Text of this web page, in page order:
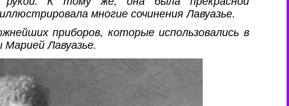
многие сочинения Лавуазье.
приборов, которые использовались в
Лавуазье.